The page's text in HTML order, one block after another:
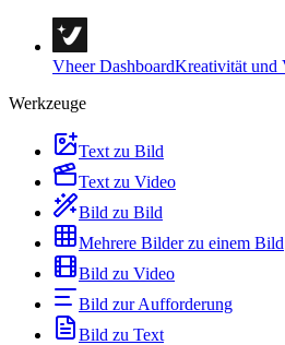
Vheer DashboardKreativität und
Werkzeuge
Text zu Bild
Text zu Video
Bild zu Bild
Mehrere Bilder zu einem Bild
Bild zu Video
Bild zur Aufforderung
Bild zu Text